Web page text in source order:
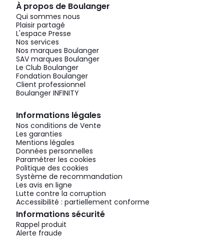
À propos de Boulanger
Qui sommes nous
Plaisir partagé
L'espace Presse
Nos services
Nos marques Boulanger
SAV marques Boulanger
Le Club Boulanger
Fondation Boulanger
Client professionnel
Boulanger INFINITY
Informations légales
Nos conditions de Vente
Les garanties
Mentions légales
Données personnelles
Paramétrer les cookies
Politique des cookies
Système de recommandation
Les avis en ligne
Lutte contre la corruption
Accessibilité : partiellement conforme
Informations sécurité
Rappel produit
Alerte fraude